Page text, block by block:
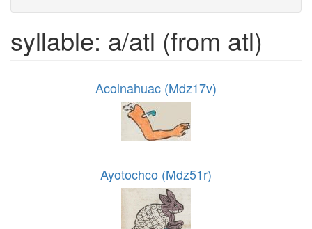
syllable: a/atl (from atl)
Acolnahuac (Mdz17v)
Ayotochco (Mdz51r)